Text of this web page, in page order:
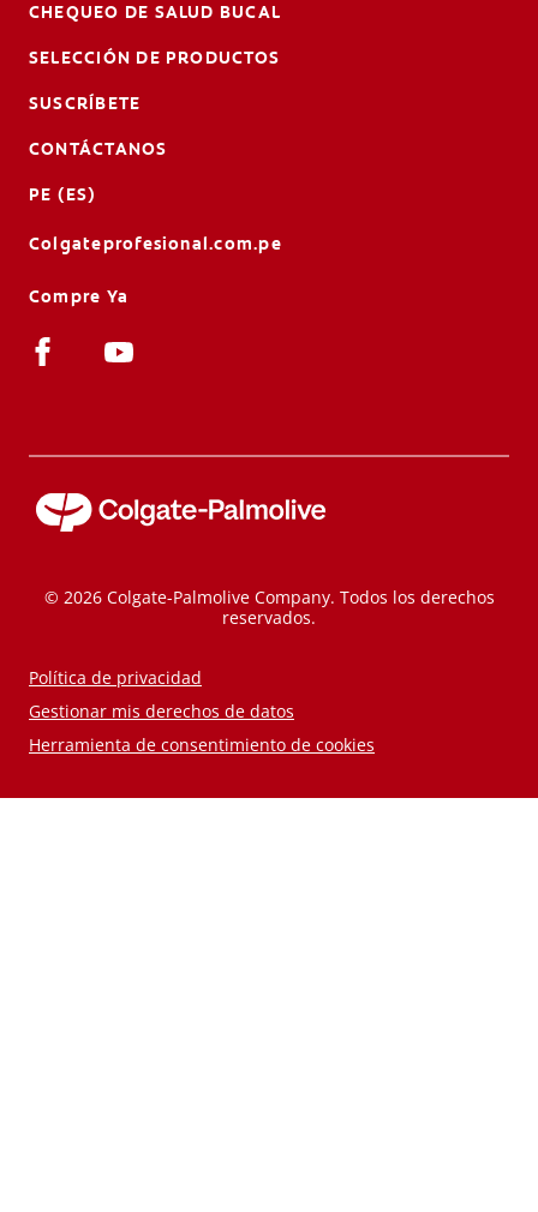
CHEQUEO DE SALUD BUCAL
SELECCIÓN DE PRODUCTOS
SUSCRÍBETE
CONTÁCTANOS
PE (ES)
Colgateprofesional.com.pe
Compre Ya
© 2026 Colgate-Palmolive Company. Todos los derechos
reservados.
Política de privacidad
Gestionar mis derechos de datos
Herramienta de consentimiento de cookies